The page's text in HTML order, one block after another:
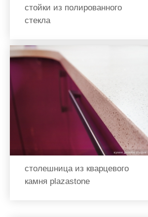
стойки из полированного
стекла
столешница из кварцевого
камня plazastone